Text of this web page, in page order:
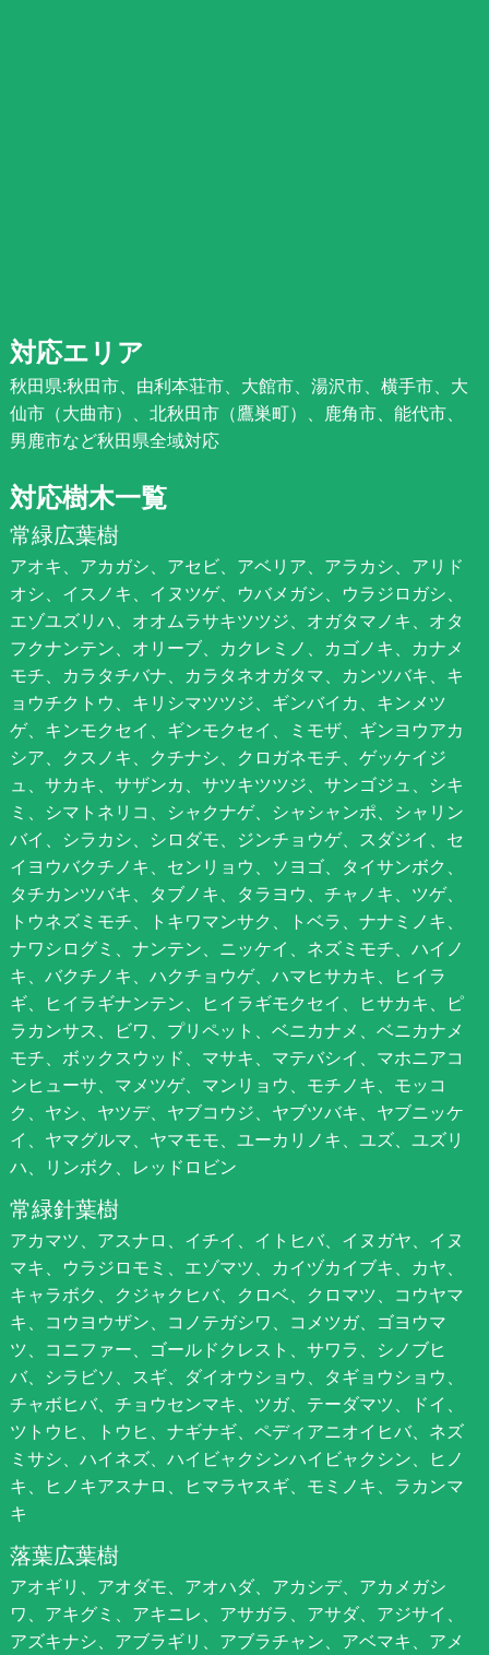
対応エリア
秋田県:秋田市、由利本荘市、大館市、湯沢市、横手市、大
仙市（大曲市）、北秋田市（鷹巣町）、鹿角市、能代市、
男鹿市など秋田県全域対応
対応樹木一覧
常緑広葉樹
アオキ、アカガシ、アセビ、アベリア、アラカシ、アリド
オシ、イスノキ、イヌツゲ、ウバメガシ、ウラジロガシ、
エゾユズリハ、オオムラサキツツジ、オガタマノキ、オタ
フクナンテン、オリーブ、カクレミノ、カゴノキ、カナメ
モチ、カラタチバナ、カラタネオガタマ、カンツバキ、キ
ョウチクトウ、キリシマツツジ、ギンバイカ、キンメツ
ゲ、キンモクセイ、ギンモクセイ、ミモザ、ギンヨウアカ
シア、クスノキ、クチナシ、クロガネモチ、ゲッケイジ
ュ、サカキ、サザンカ、サツキツツジ、サンゴジュ、シキ
ミ、シマトネリコ、シャクナゲ、シャシャンポ、シャリン
バイ、シラカシ、シロダモ、ジンチョウゲ、スダジイ、セ
イヨウバクチノキ、センリョウ、ソヨゴ、タイサンボク、
タチカンツバキ、タブノキ、タラヨウ、チャノキ、ツゲ、
トウネズミモチ、トキワマンサク、トベラ、ナナミノキ、
ナワシログミ、ナンテン、ニッケイ、ネズミモチ、ハイノ
キ、バクチノキ、ハクチョウゲ、ハマヒサカキ、ヒイラ
ギ、ヒイラギナンテン、ヒイラギモクセイ、ヒサカキ、ピ
ラカンサス、ビワ、プリペット、ベニカナメ、ベニカナメ
モチ、ボックスウッド、マサキ、マテバシイ、マホニアコ
ンヒューサ、マメツゲ、マンリョウ、モチノキ、モッコ
ク、ヤシ、ヤツデ、ヤブコウジ、ヤブツバキ、ヤブニッケ
イ、ヤマグルマ、ヤマモモ、ユーカリノキ、ユズ、ユズリ
ハ、リンボク、レッドロビン
常緑針葉樹
アカマツ、アスナロ、イチイ、イトヒバ、イヌガヤ、イヌ
マキ、ウラジロモミ、エゾマツ、カイヅカイブキ、カヤ、
キャラボク、クジャクヒバ、クロベ、クロマツ、コウヤマ
キ、コウヨウザン、コノテガシワ、コメツガ、ゴヨウマ
ツ、コニファー、ゴールドクレスト、サワラ、シノブヒ
バ、シラビソ、スギ、ダイオウショウ、タギョウショウ、
チャボヒバ、チョウセンマキ、ツガ、テーダマツ、ドイ、
ツトウヒ、トウヒ、ナギナギ、ペディアニオイヒバ、ネズ
ミサシ、ハイネズ、ハイビャクシンハイビャクシン、ヒノ
キ、ヒノキアスナロ、ヒマラヤスギ、モミノキ、ラカンマ
キ
落葉広葉樹
アオギリ、アオダモ、アオハダ、アカシデ、アカメガシ
ワ、アキグミ、アキニレ、アサガラ、アサダ、アジサイ、
アズキナシ、アブラギリ、アブラチャン、アベマキ、アメ